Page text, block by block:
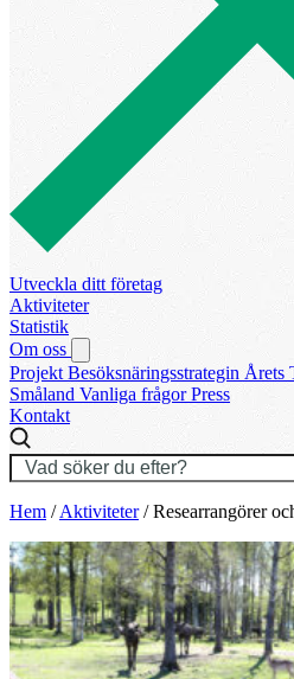
Utveckla ditt företag
Aktiviteter
Statistik
Om oss
Projekt Besöksnäringsstrategin Årets
Småland Vanliga frågorPress
Kontakt
Hem /Aktiviteter/Researrangörer